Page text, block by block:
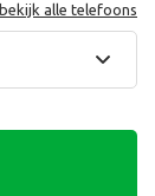
bekijk alle telefoons